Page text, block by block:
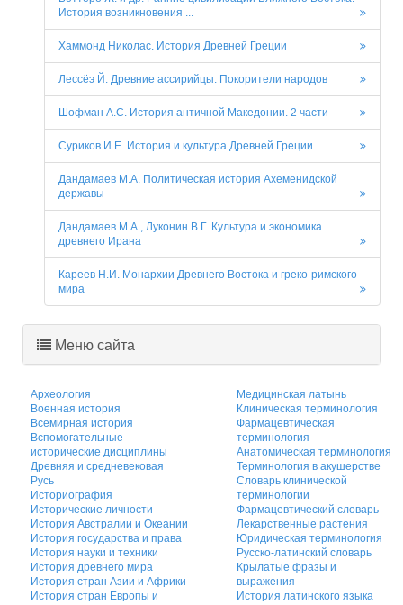
История возникновения ...
Хаммонд Николас. История Древней Греции
Лессёэ Й. Древние ассирийцы. Покорители народов
Шофман А.С. История античной Македонии. 2 части
Суриков И.Е. История и культура Древней Греции
Дандамаев М.А. Политическая история Ахеменидской
державы
Дандамаев М.А., Луконин В.Г. Культура и экономика
древнего Ирана
Кареев Н.И. Монархии Древнего Востока и греко-римского
мира
Меню сайта
Археология
Военная история
Всемирная история
Вспомогательные
исторические дисциплины
Древняя и средневековая
Русь
Историография
Исторические личности
История Австралии и Океании
История государства и права
История науки и техники
История древнего мира
История стран Азии и Африки
История стран Европы и
Медицинская латынь
Клиническая терминология
Фармацевтическая
терминология
Анатомическая терминология
Терминология в акушерстве
Словарь клинической
терминологии
Фармацевтический словарь
Лекарственные растения
Юридическая терминология
Русско-латинский словарь
Крылатые фразы и
выражения
История латинского языка